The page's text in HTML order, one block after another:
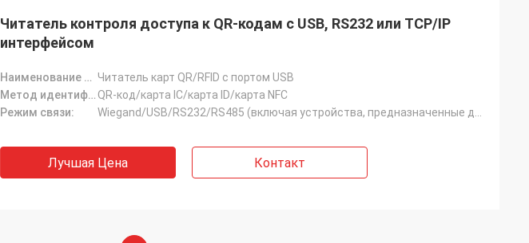
Читатель контроля доступа к QR-кодам с USB, RS232 или TCP/IP
интерфейсом
Наименование продукта: Читатель карт QR/RFID с портом USB
Метод идентификации: QR-код/карта IC/карта ID/карта NFC
Режим связи:
Лучшая Цена Контакт